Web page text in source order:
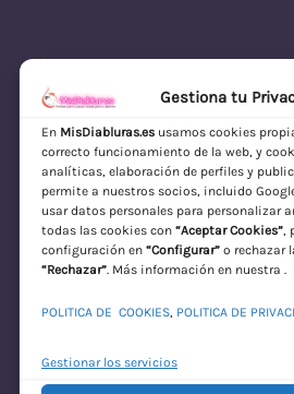
Gestiona tu
En MisDiabluras.esusamos cookies
correcto funcionamiento de la web, y
analíticas, elaboración de perfiles y
permite a nuestros socios, incluido
usar datos personales para personalizar
todas las cookies con “Aceptar Cookies”,
configuración en “Configurar”o rechazar
“Rechazar”. Más información en nuestra .
POLITICA DE COOKIES, POLITICA DE
Gestionar los servicios
MisDiabluras | Sexshop
Discreto en España
Acceder